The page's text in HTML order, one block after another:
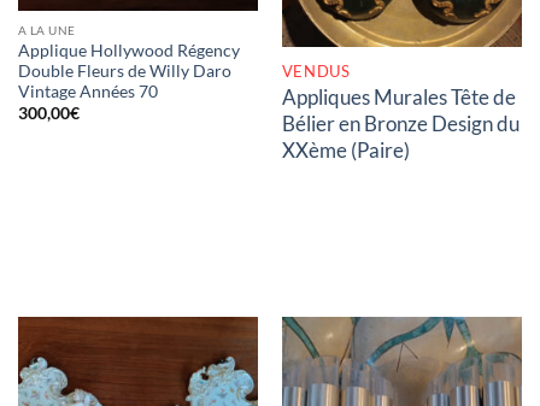
A LA UNE
Applique Hollywood Régency
Double Fleurs de Willy Daro
Vintage Années 70
300,00€
VENDUS
Appliques Murales Tête de
Bélier en Bronze Design du
XXème (Paire)